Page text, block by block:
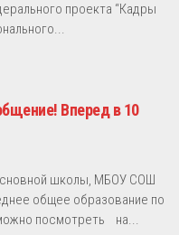
проекта “Кадры
Вперед в 10
школы, МБОУ СОШ
общее образование по
посмотреть на...